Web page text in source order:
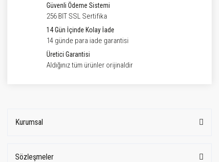
Güvenli Ödeme Sistemi
256 BIT SSL Sertifika
14 Gün İçinde Kolay İade
14 günde para iade garantisi
Üretici Garantisi
Aldığınız tüm ürünler orijinaldir
Kurumsal
Sözleşmeler